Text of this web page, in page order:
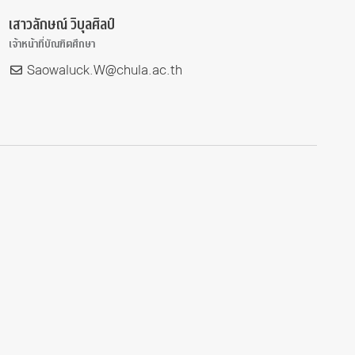
เสาวลักษณ์ วิบุลศิลป์
เจ้าหน้าที่บัณฑิตศึกษา
Saowaluck.W@chula.ac.th